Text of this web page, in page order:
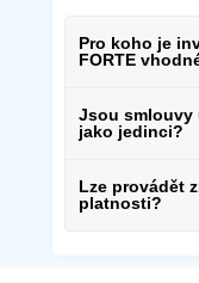
Pro koho je
FORTE
Jsou smlouvy
jako jedinci?
Lze provádět
platnosti?